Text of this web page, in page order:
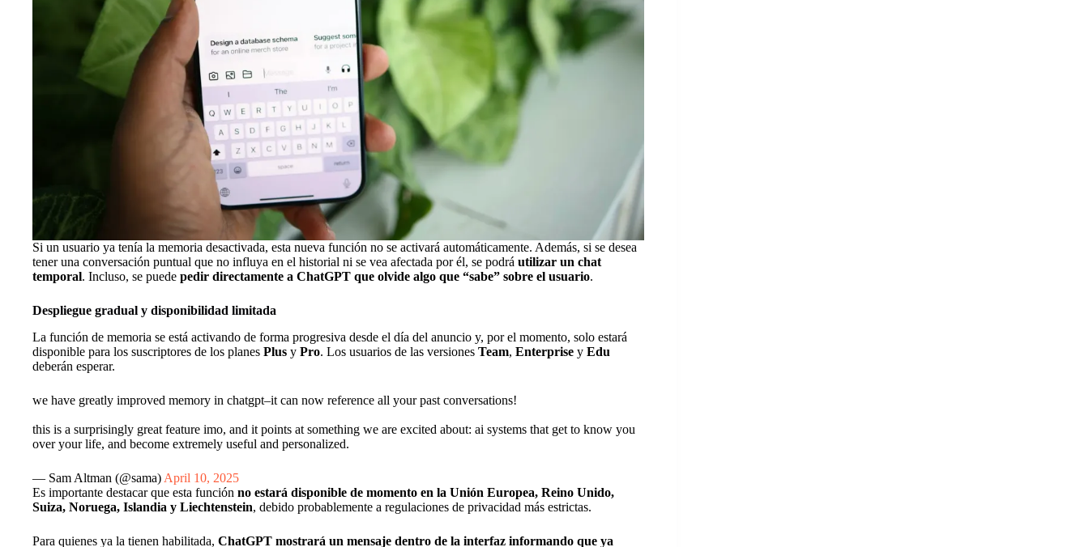
Si un usuario ya tenía la memoria desactivada, esta nueva función no se activará automáticamente. Además, si se desea
tener una conversación puntual que no influya en el historial ni se vea afectada por él, se podrá utilizar un chat
temporal. Incluso, se puede pedir directamente a ChatGPT que olvide algo que “sabe” sobre el usuario.
Despliegue gradual y disponibilidad limitada
La función de memoria se está activando de forma progresiva desde el día del anuncio y, por el momento, solo estará
disponible para los suscriptores de los planes Plus y Pro. Los usuarios de las versiones Team, Enterprise y Edu
deberán esperar.
we have greatly improved memory in chatgpt–it can now reference all your past conversations!
this is a surprisingly great feature imo, and it points at something we are excited about: ai systems that get to know you
over your life, and become extremely useful and personalized.
— Sam Altman (@sama) April 10, 2025
Es importante destacar que esta función no estará disponible de momento en la Unión Europea, Reino Unido,
Suiza, Noruega, Islandia y Liechtenstein, debido probablemente a regulaciones de privacidad más estrictas.
Para quienes ya la tienen habilitada, ChatGPT mostrará un mensaje dentro de la interfaz informando que ya